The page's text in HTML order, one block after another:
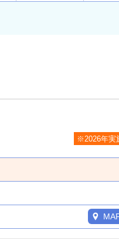
※2026年実